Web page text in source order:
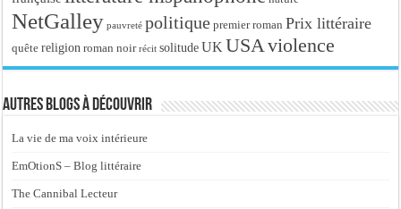
NetGalley pauvreté politique premier roman Prix littéraire
quête religion roman noir récit solitude UK USA violence
Autres blogs à découvrir
La vie de ma voix intérieure
EmOtionS – Blog littéraire
The Cannibal Lecteur